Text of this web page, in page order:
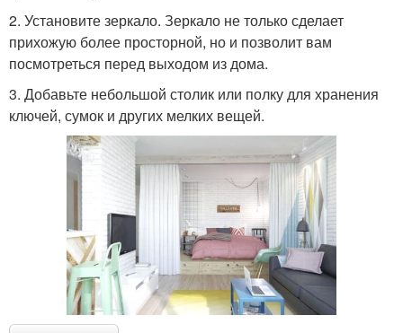
2. Установите зеркало. Зеркало не только сделает
прихожую более просторной, но и позволит вам
посмотреться перед выходом из дома.
3. Добавьте небольшой столик или полку для хранения
ключей, сумок и других мелких вещей.